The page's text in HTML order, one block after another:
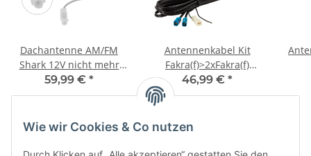
Dachantenne AM/FM
Shark 12V nicht mehr
lieferbar
59,99 € *
Antennenkabel Kit
Fakra(f)>2xFakra(f)
GSM/UMTS/LTE/5G/GPS
46,99 € *
Wie wir Cookies & Co nutzen